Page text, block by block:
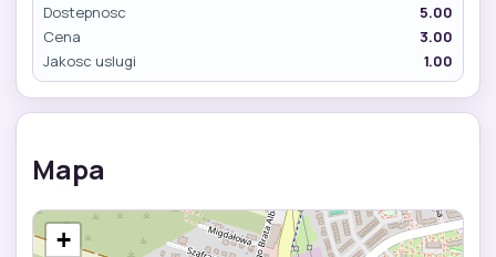
Dostepnosc
5.00
Cena
3.00
Jakosc uslugi
1.00
Mapa
+